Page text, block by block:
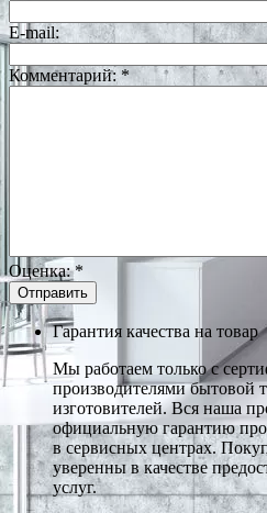
E-mail:
Комментарий: *
Оценка:*
Гарантия качества на товар
Мы работаем только с
производителями бытовой
изготовителей. Вся наша
официальную гарантию
в сервисных центрах.
уверенны в качестве
услуг.